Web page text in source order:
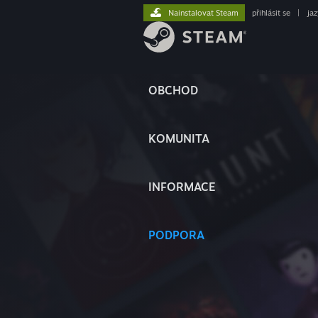
OBCHOD
KOMUNITA
INFORMACE
PODPORA
Nainstalovat Steam přihlásit se